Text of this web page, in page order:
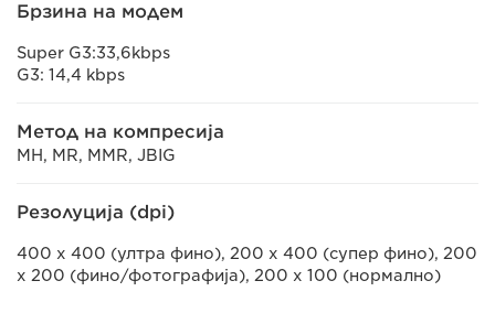
Брзина на модем
Super G3:33,6kbps
G3: 14,4 kbps
Метод на компресија
MH, MR, MMR, JBIG
Резолуција (dpi)
400 x 400 (ултра фино), 200 x 400 (супер фино), 200
x 200 (фино/фотографија), 200 x 100 (нормално)